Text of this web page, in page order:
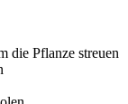
die Pflanze streuen